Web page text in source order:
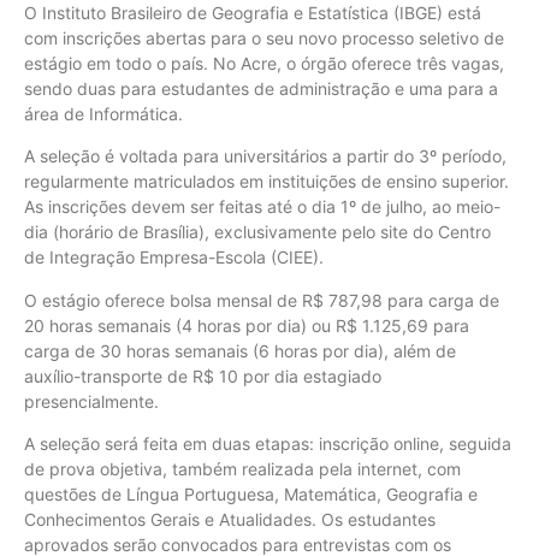
O Instituto Brasileiro de Geografia e Estatística (IBGE) está
com inscrições abertas para o seu novo processo seletivo de
estágio em todo o país. No Acre, o órgão oferece três vagas,
sendo duas para estudantes de administração e uma para a
área de Informática.
A seleção é voltada para universitários a partir do 3º período,
regularmente matriculados em instituições de ensino superior.
As inscrições devem ser feitas até o dia 1º de julho, ao meio-
dia (horário de Brasília), exclusivamente pelo site do Centro
de Integração Empresa-Escola (CIEE).
O estágio oferece bolsa mensal de R$ 787,98 para carga de
20 horas semanais (4 horas por dia) ou R$ 1.125,69 para
carga de 30 horas semanais (6 horas por dia), além de
auxílio-transporte de R$ 10 por dia estagiado
presencialmente.
A seleção será feita em duas etapas: inscrição online, seguida
de prova objetiva, também realizada pela internet, com
questões de Língua Portuguesa, Matemática, Geografia e
Conhecimentos Gerais e Atualidades. Os estudantes
aprovados serão convocados para entrevistas com os